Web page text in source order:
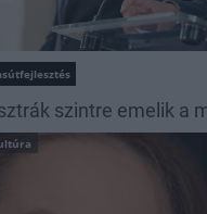
szintre emelik a